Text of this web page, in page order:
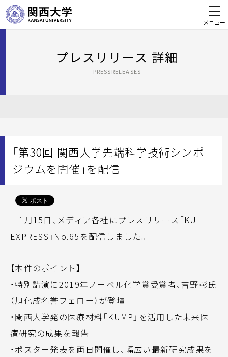
メニュー
プレスリリース 詳細
PRESSRELEASES
「第30回 関西大学先端科学技術シンポ
ジウムを開催」を配信
1月15日、メディア各社にプレスリリース「KU
EXPRESS」No.65を配信しました。
【本件のポイント】
・特別講演に2019年ノーベル化学賞受賞者、吉野彰氏
（旭化成名誉フェロー）が登壇
・関西大学発の医療材料「KUMP」を活用した未来医
療研究の成果を報告
・ポスター発表を両日開催し、幅広い最新研究成果を